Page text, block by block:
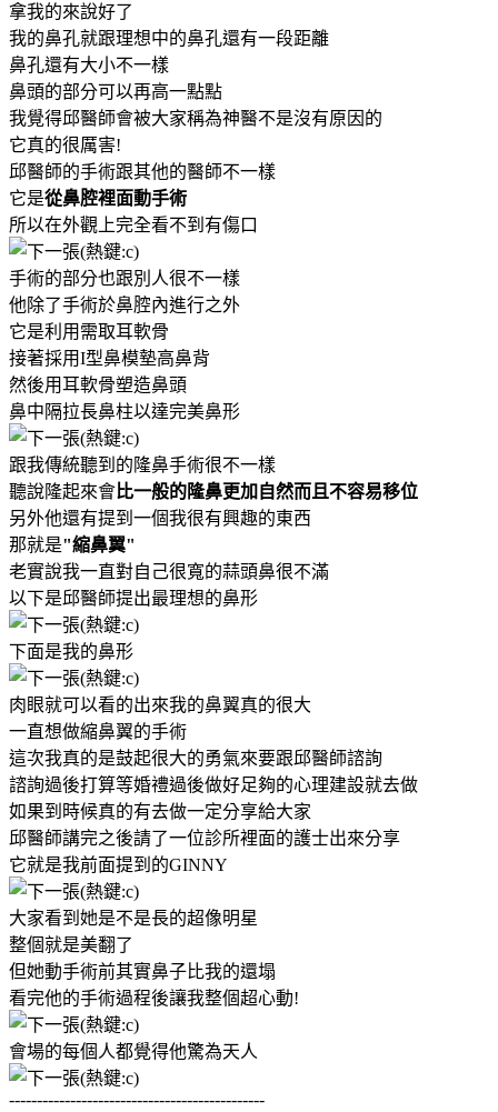
拿我的來說好了
我的鼻孔就跟理想中的鼻孔還有一段距離
鼻孔還有大小不一樣
鼻頭的部分可以再高一點點
我覺得邱醫師會被大家稱為神醫不是沒有原因的
它真的很厲害!
邱醫師的手術跟其他的醫師不一樣
它是從鼻腔裡面動手術
所以在外觀上完全看不到有傷口
手術的部分也跟別人很不一樣
他除了手術於鼻腔內進行之外
它是利用需取耳軟骨
接著採用I型鼻模墊高鼻背
然後用耳軟骨塑造鼻頭
鼻中隔拉長鼻柱以達完美鼻形
跟我傳統聽到的隆鼻手術很不一樣
聽說隆起來會 比一般的隆鼻更加自然而且不容易移位
另外他還有提到一個我很有興趣的東西
那就是"縮鼻翼"
老實說我一直對自己很寬的蒜頭鼻很不滿
以下是邱醫師提出最理想的鼻形
下面是我的鼻形
肉眼就可以看的出來我的鼻翼真的很大
一直想做縮鼻翼的手術
這次我真的是鼓起很大的勇氣來要跟邱醫師諮詢
諮詢過後打算等婚禮過後做好足夠的心理建設就去做
如果到時候真的有去做一定分享給大家
邱醫師講完之後請了一位診所裡面的護士出來分享
它就是我前面提到的GINNY
大家看到她是不是長的超像明星
整個就是美翻了
但她動手術前其實鼻子比我的還塌
看完他的手術過程後讓我整個超心動!
會場的每個人都覺得他驚為天人
----------------------------------------------